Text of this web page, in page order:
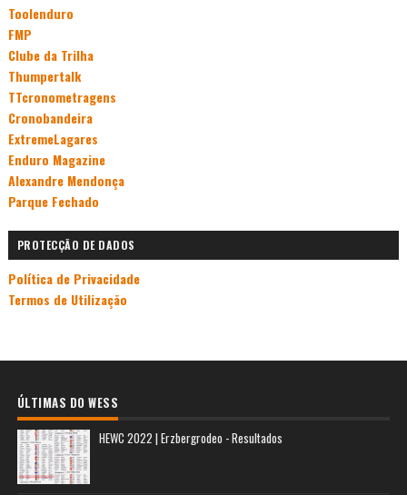
Toolenduro
FMP
Clube da Trilha
Thumpertalk
TTcronometragens
Cronobandeira
ExtremeLagares
Enduro Magazine
Alexandre Mendonça
Parque Fechado
PROTECÇÃO DE DADOS
Política de Privacidade
Termos de Utilização
ÚLTIMAS DO WESS
HEWC 2022 | Erzbergrodeo - Resultados